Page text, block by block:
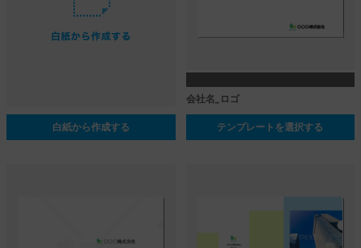
白紙から作成する
会社名_ロゴ
テンプレートを選択する